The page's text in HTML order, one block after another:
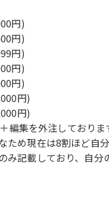
円)
円)
円)
円)
円)
円)
円)
編集を外注しておりま
め現在は8割ほど自
み記載しており、自分